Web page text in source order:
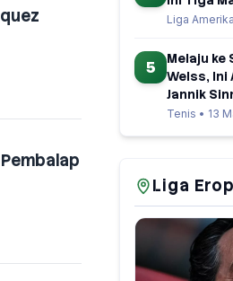
Liga
5
Melaju ke
Welss, Ini
Jannik
Zverev
Tenis • 13
Liga